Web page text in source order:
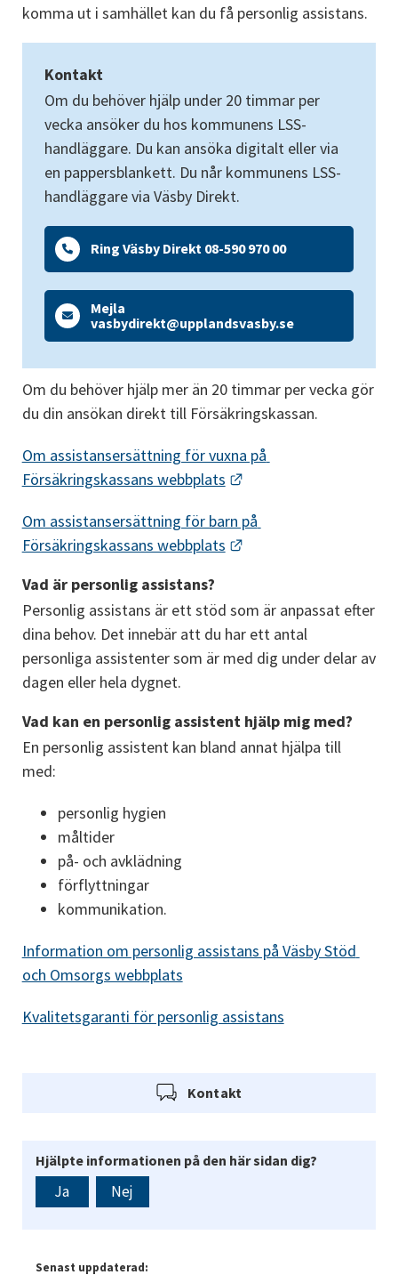
komma ut i samhället kan du få personlig assistans.
Kontakt
Om du behöver hjälp under 20 timmar per
vecka ansöker du hos kommunens LSS-
handläggare. Du kan ansöka digitalt eller via
en pappersblankett. Du når kommunens LSS-
handläggare via Väsby Direkt.
Ring Väsby Direkt 08-590 970 00
Mejla
vasbydirekt@upplandsvasby.se
Om du behöver hjälp mer än 20 timmar per vecka gör
du din ansökan direkt till Försäkringskassan.
Om assistansersättning för vuxna på
Försäkringskassans webbplats
Länk till annan
Om assistansersättning för barn på
Försäkringskassans webbplats
Länk till annan
Vad är personlig assistans?
Personlig assistans är ett stöd som är anpassat efter
dina behov. Det innebär att du har ett antal
personliga assistenter som är med dig under delar av
dagen eller hela dygnet.
Vad kan en personlig assistent hjälp mig med?
En personlig assistent kan bland annat hjälpa till
med:
personlig hygien
måltider
på- och avklädning
förflyttningar
kommunikation.
Information om personlig assistans på Väsby Stöd
och Omsorgs webbplats
Kvalitetsgaranti för personlig assistans
Kontakt
Hjälpte informationen på den här sidan dig?
Ja Nej
Senast uppdaterad: